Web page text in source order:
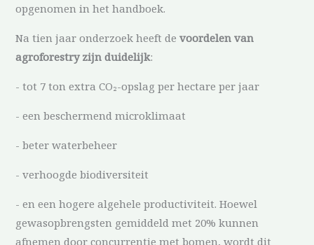
opgenomen in het handboek.
Na tien jaar onderzoek heeft devoordelen van
agroforestry zijn duidelijk:
- tot 7 ton extra CO₂-opslag per hectare per jaar
- een beschermend microklimaat
- beter waterbeheer
- verhoogde biodiversiteit
- en een hogere algehele productiviteit. Hoewel
gewasopbrengsten gemiddeld met 20% kunnen
afnemen door concurrentie met bomen, wordt dit